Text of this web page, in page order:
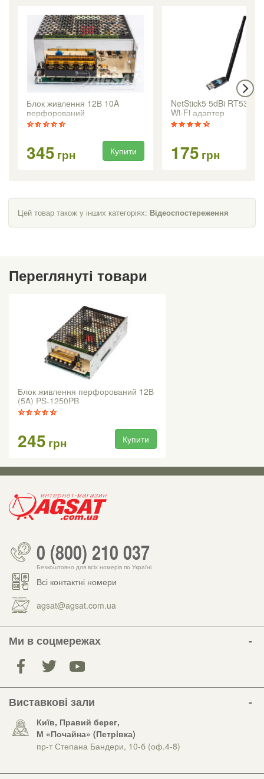
Блок живлення 12В 10A
перфорований
345 грн Купити
NetStick5 5dBi RT5370
Wi-Fi адаптер
175 грн
Цей товар також у інших категоріях: Відеоспостереження
Переглянуті товари
Блок живлення перфорований 12В
(5A) PS-1250PB
245 грн Купити
0 (800) 210 037
Безкоштовно для всіх номерів по Україні
Всі контактні номери
agsat@agsat.com.ua
Ми в соцмережах
Виставкові зали
Київ, Правий берег,
М «Почайна» (Петрiвка)
пр-т Степана Бандери, 10-б (оф.4-8)